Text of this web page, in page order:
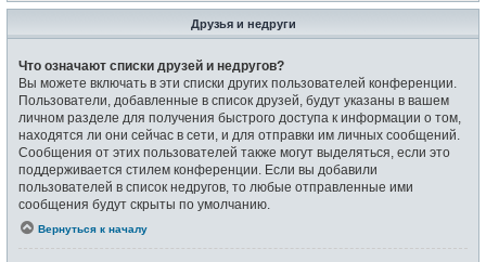
Друзья и недруги
Что означают списки друзей и недругов?
Вы можете включать в эти списки других пользователей конференции.
Пользователи, добавленные в список друзей, будут указаны в вашем
личном разделе для получения быстрого доступа к информации о том,
находятся ли они сейчас в сети, и для отправки им личных сообщений.
Сообщения от этих пользователей также могут выделяться, если это
поддерживается стилем конференции. Если вы добавили
пользователей в список недругов, то любые отправленные ими
сообщения будут скрыты по умолчанию.
Вернуться к началу